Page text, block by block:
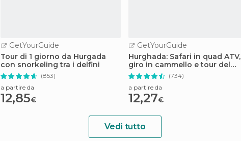
GetYourGuide
Tour di 1 giorno da Hurgada
con snorkeling tra i delfini
(853)
a partire da
12,85€
GetYourGuide
Hurghada: Safari in quad ATV,
giro in cammello e tour del
villaggio beduino
(734)
a partire da
12,27€
Vedi tutto